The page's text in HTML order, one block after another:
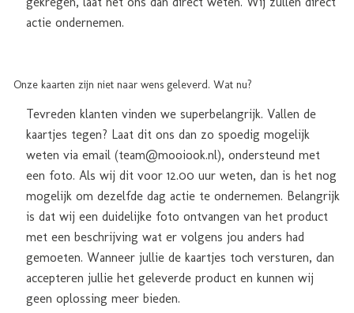
actie ondernemen.
Onze kaarten zijn niet naar wens geleverd. Wat nu?
Tevreden klanten vinden we superbelangrijk. Vallen de
kaartjes tegen? Laat dit ons dan zo spoedig mogelijk
weten via email (team@mooiook.nl), ondersteund met
een foto. Als wij dit voor 12.00 uur weten, dan is het nog
mogelijk om dezelfde dag actie te ondernemen. Belangrijk
is dat wij een duidelijke foto ontvangen van het product
met een beschrijving wat er volgens jou anders had
gemoeten. Wanneer jullie de kaartjes toch versturen, dan
accepteren jullie het geleverde product en kunnen wij
geen oplossing meer bieden.